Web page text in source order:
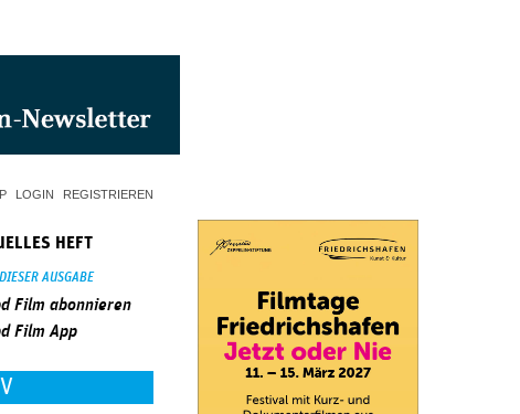
LOGIN REGISTRIEREN
HEFT
AUSGABE
Film abonnieren
Film App